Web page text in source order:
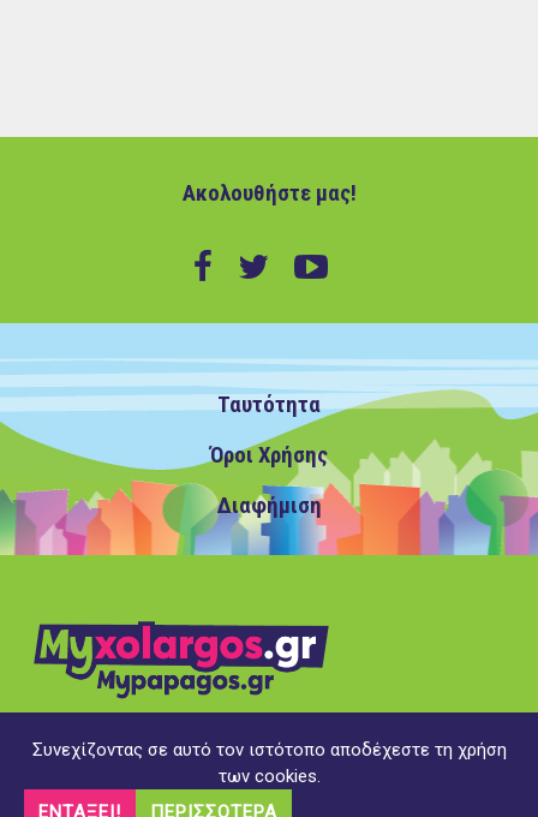
Ακολουθήστε μας!
Ταυτότητα
Όροι Χρήσης
Διαφήμιση
Copyright ©2020 MyXolargos.gr/MyPapagos.gr, με την
Συνεχίζοντας σε αυτό τον ιστότοπο αποδέχεστε τη χρήση
των cookies.
ΕΝΤΆΞΕΙ!
ΠΕΡΙΣΣΌΤΕΡΑ